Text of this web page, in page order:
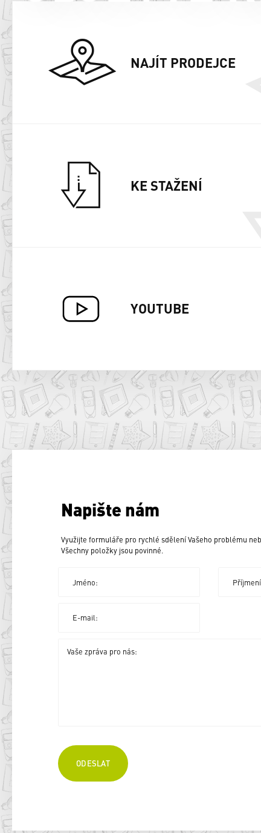
NAJÍT PRODEJCE
KE STAŽENÍ
YOUTUBE
Napište nám
Využijte formuláře pro rychlé sdělení Vašeho problému
Všechny položky jsou povinné.